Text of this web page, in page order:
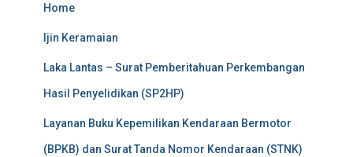
Home
Ijin Keramaian
Laka Lantas – Surat Pemberitahuan Perkembangan
Hasil Penyelidikan (SP2HP)
Layanan Buku Kepemilikan Kendaraan Bermotor
(BPKB) dan Surat Tanda Nomor Kendaraan (STNK)